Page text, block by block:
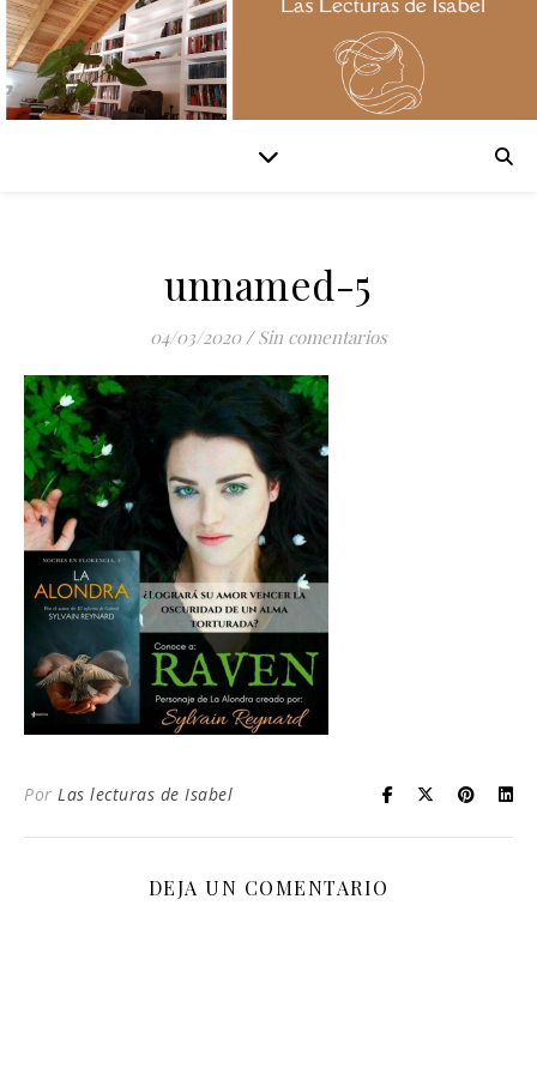
unnamed-5
04/03/2020 / Sin comentarios
Por Las lecturas de Isabel
DEJA UN COMENTARIO